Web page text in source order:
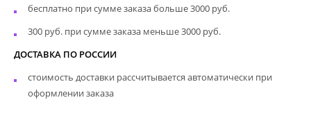
бесплатно при сумме заказа больше 3000 руб.
300 руб. при сумме заказа меньше 3000 руб.
ДОСТАВКА ПО РОССИИ
стоимость доставки рассчитывается автоматически при
оформлении заказа